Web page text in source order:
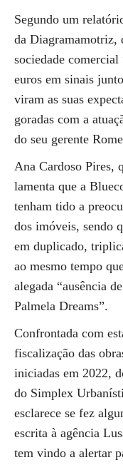
Segundo um
da Diagramamotriz,
sociedade
euros em sinais
viram as suas
goradas com a
do seu gerente
Ana Cardoso Pires,
lamenta que a
tenham tido a
dos imóveis, sendo
em duplicado,
ao mesmo tempo
alegada “ausência
Palmela Dreams”.
Confrontada com
fiscalização das
iniciadas em 2022,
do Simplex
esclarece se fez
escrita à agência
tem vindo a alertar